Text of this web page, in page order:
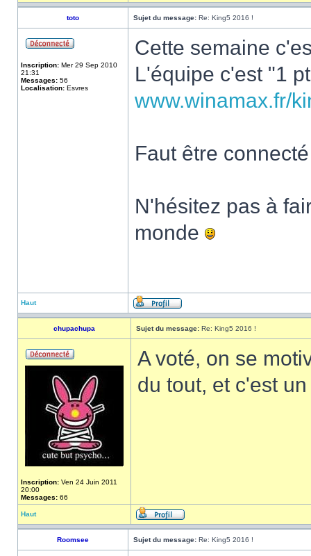
toto Sujet du message: Re: King5 2016 !
Inscription: Mer 29 Sep 2010
21:31
Messages: 56
Localisation: Esvres
Cette semaine
L'équipe c'est "1
www.winamax.fr/
Faut être
N'hésitez pas à
monde
Haut
chupachupa Sujet du message: Re: King5 2016 !
Inscription: Ven 24 Juin 2011
20:00
Messages: 66
A voté, on se
du tout, et c'est
Haut
Roomsee Sujet du message: Re: King5 2016 !